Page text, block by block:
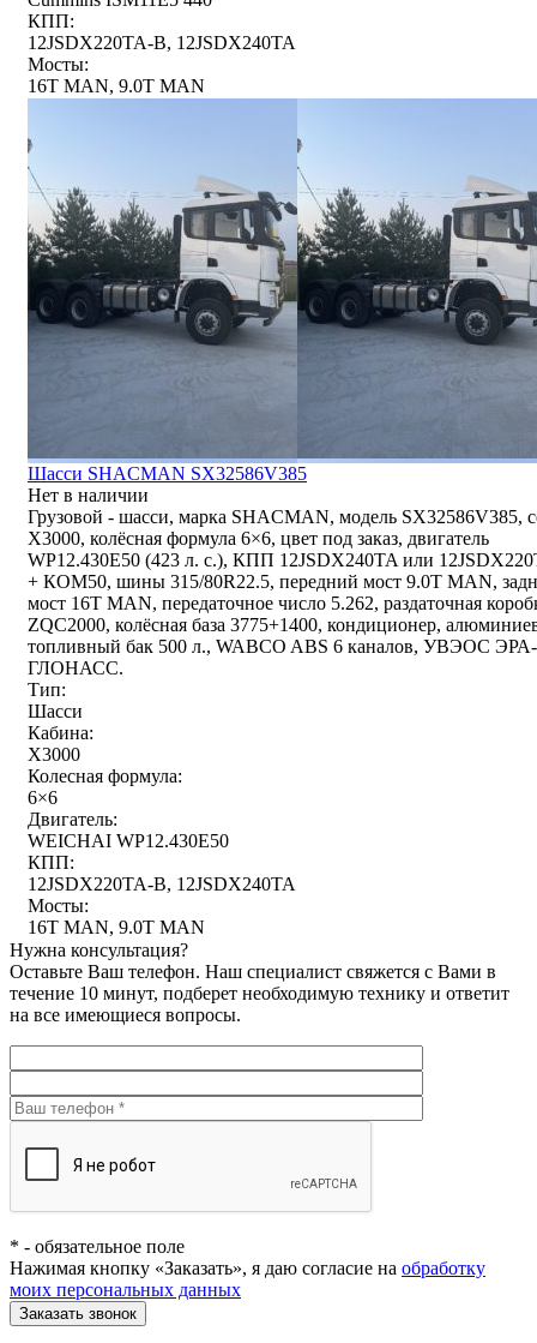
КПП:
12JSDX220TA-B, 12JSDX240TA
Мосты:
16T MAN, 9.0T MAN
Шасси SHACMAN SX32586V385
Нет в наличии
Грузовой - шасси, марка SHACMAN, модель SX32586V385,
X3000, колёсная формула 6×6, цвет под заказ, двигатель
WP12.430E50 (423 л. с.), КПП 12JSDX240TA или
+ КОМ50, шины 315/80R22.5, передний мост 9.0T MAN,
мост 16T MAN, передаточное число 5.262, раздаточная
ZQC2000, колёсная база 3775+1400, кондиционер,
топливный бак 500 л., WABCO ABS 6 каналов, УВЭОС ЭРА-
ГЛОНАСС.
Тип:
Шасси
Кабина:
X3000
Колесная формула:
6×6
Двигатель:
WEICHAI WP12.430E50
КПП:
12JSDX220TA-B, 12JSDX240TA
Мосты:
16T MAN, 9.0T MAN
Нужна консультация?
Оставьте Ваш телефон. Наш специалист свяжется с Вами в
течение 10 минут, подберет необходимую технику и ответит
на все имеющиеся вопросы.
* - обязательное поле
Нажимая кнопку «Заказать», я даю согласие на обработку
моих персональных данных
Заказать звонок